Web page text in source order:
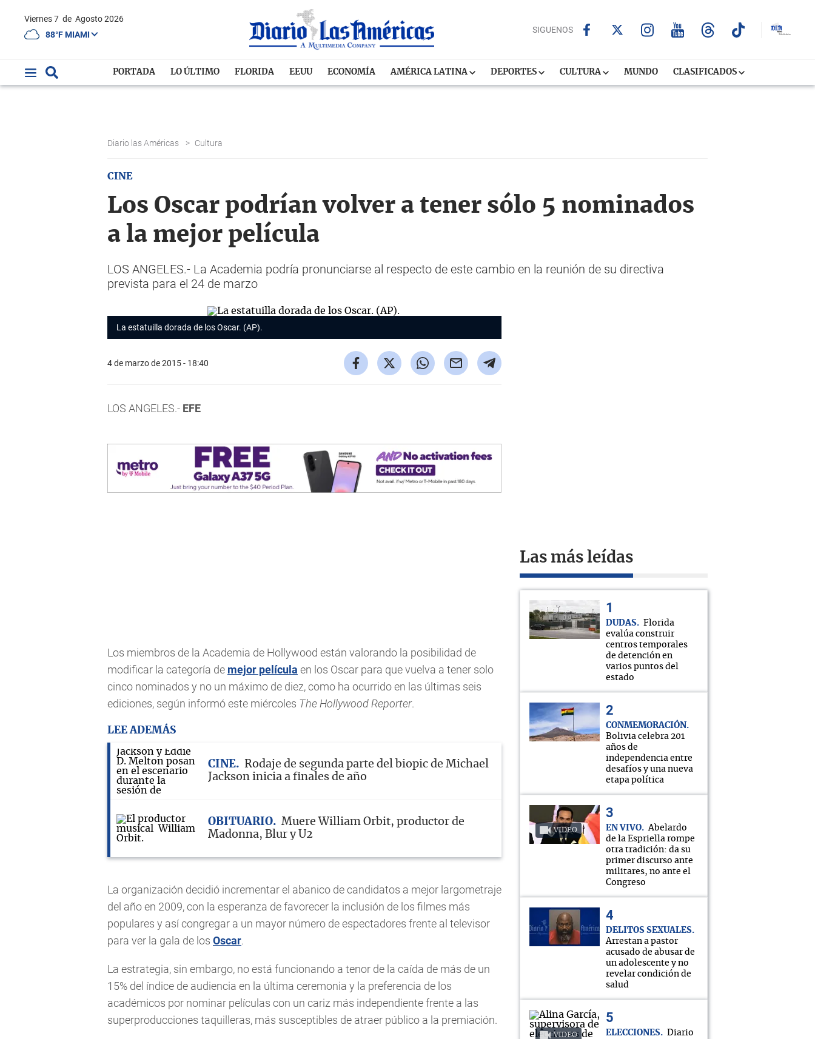
Viernes 7 de Agosto 2026
88°F MIAMI
SIGUENOS
PORTADA LO ÚLTIMO FLORIDA EEUU ECONOMÍA AMÉRICA LATINA DEPORTES CULTURA MUNDO CLASIFICADOS
Diario las Américas > Cultura
CINE
Los Oscar podrían volver a tener sólo 5 nominados
a la mejor película
LOS ANGELES.- La Academia podría pronunciarse al respecto de este cambio en la reunión de su directiva
prevista para el 24 de marzo
La estatuilla dorada de los Oscar. (AP).
4 de marzo de 2015 - 18:40
LOS ANGELES.- EFE
Los miembros de la Academia de Hollywood están valorando la posibilidad de
modificar la categoría de mejor película en los Oscar para que vuelva a tener solo
cinco nominados y no un máximo de diez, como ha ocurrido en las últimas seis
ediciones, según informó este miércoles The Hollywood Reporter.
LEE ADEMÁS
CINE
Rodaje de segunda parte del biopic de Michael
Jackson inicia a finales de año
OBITUARIO
Muere William Orbit, productor de
Madonna, Blur y U2
La organización decidió incrementar el abanico de candidatos a mejor largometraje
del año en 2009, con la esperanza de favorecer la inclusión de los filmes más
populares y así congregar a un mayor número de espectadores frente al televisor
para ver la gala de los Oscar.
La estrategia, sin embargo, no está funcionando a tenor de la caída de más de un
15% del índice de audiencia en la última ceremonia y la preferencia de los
académicos por nominar películas con un cariz más independiente frente a las
superproducciones taquilleras, más susceptibles de atraer público a la premiación.
Las más leídas
DUDAS
Florida
evalúa construir
centros temporales
de detención en
varios puntos del
estado
CONMEMORACIÓN
Bolivia celebra 201
años de
independencia entre
desafíos y una nueva
etapa política
VIDEO EN VIVO
Abelardo
de la Espriella rompe
otra tradición: da su
primer discurso ante
militares, no ante el
Congreso
DELITOS SEXUALES
Arrestan a pastor
acusado de abusar de
un adolescente y no
revelar condición de
salud
VIDEO ELECCIONES
Diario